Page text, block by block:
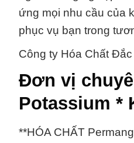
ứng mọi nhu cầu của
phục vụ bạn trong
Công ty Hóa Chất
Đơn vị
Potassium *
**HÓA CHẤT